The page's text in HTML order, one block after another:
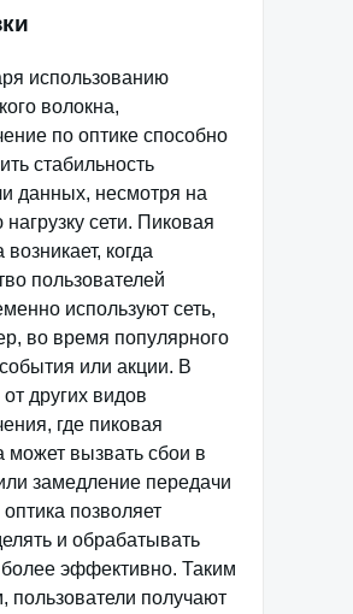
использованию
волокна,
по оптике способно
стабильность
данных, несмотря на
нагрузку сети. Пиковая
возникает, когда
пользователей
используют сеть,
во время популярного
или акции. В
других видов
где пиковая
может вызвать сбои в
замедление передачи
позволяет
и обрабатывать
эффективно. Таким
пользователи получают